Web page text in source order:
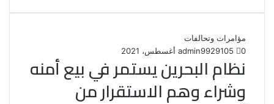
مؤامرات وتحالفات
admin9929 أغسطس، 2021 0
نظام البحرين يستمر في بيع أمنه
وشراء وهم الاستقرار من